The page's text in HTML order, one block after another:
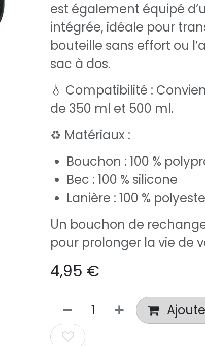
est également équipé
intégrée, idéale pour
bouteille sans effort ou
sac à dos.
💧 Compatibilité :
de 350 ml et 500 ml.
♻️ Matériaux :
Bouchon : 100 %
Bec : 100 % silicone
Lanière : 100 %
Un bouchon de
pour prolonger la vie de
4,95 €